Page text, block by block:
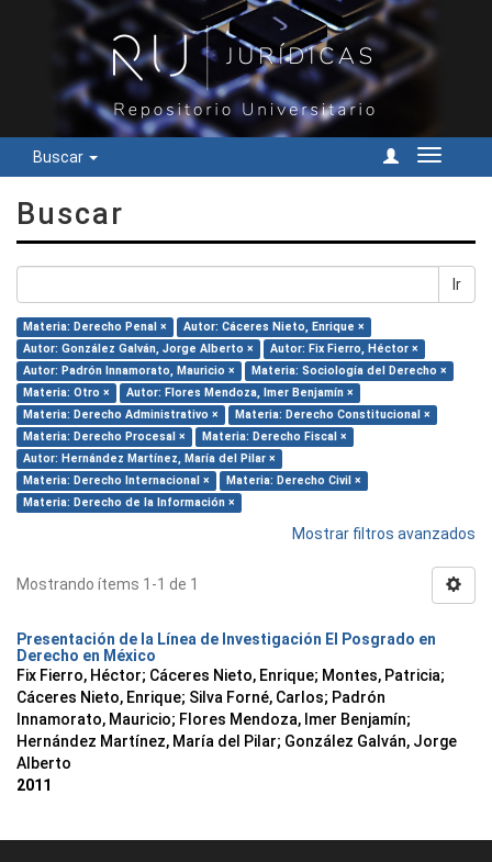
Buscar
Cambiar
Buscar
Ir
Materia: Derecho Penal ×
Autor: Cáceres Nieto, Enrique ×
Autor: González Galván, Jorge Alberto ×
Autor: Fix Fierro, Héctor ×
Autor: Padrón Innamorato, Mauricio ×
Materia: Sociología del Derecho ×
Materia: Otro ×
Autor: Flores Mendoza, Imer Benjamín ×
Materia: Derecho Administrativo ×
Materia: Derecho Constitucional ×
Materia: Derecho Procesal ×
Materia: Derecho Fiscal ×
Autor: Hernández Martínez, María del Pilar ×
Materia: Derecho Internacional ×
Materia: Derecho Civil ×
Materia: Derecho de la Información ×
Mostrar filtros avanzados
Mostrando ítems 1-1 de 1
Presentación de la Línea de Investigación El Posgrado en
Derecho en México
Fix Fierro, Héctor; Cáceres Nieto, Enrique; Montes, Patricia;
Cáceres Nieto, Enrique; Silva Forné, Carlos; Padrón
Innamorato, Mauricio; Flores Mendoza, Imer Benjamín;
Hernández Martínez, María del Pilar; González Galván, Jorge
Alberto
2011